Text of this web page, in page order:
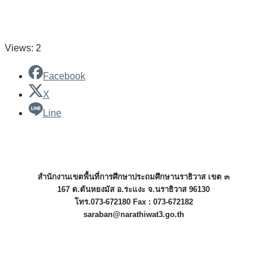
Views: 2
Facebook
X
Line
สำนักงานเขตพื้นที่การศึกษาประถมศึกษานราธิวาส เขต ๓
167 ต.ตันหยงมัส อ.ระแงะ จ.นราธิวาส 96130
โทร.073-672180 Fax : 073-672182
saraban@narathiwat3.go.th